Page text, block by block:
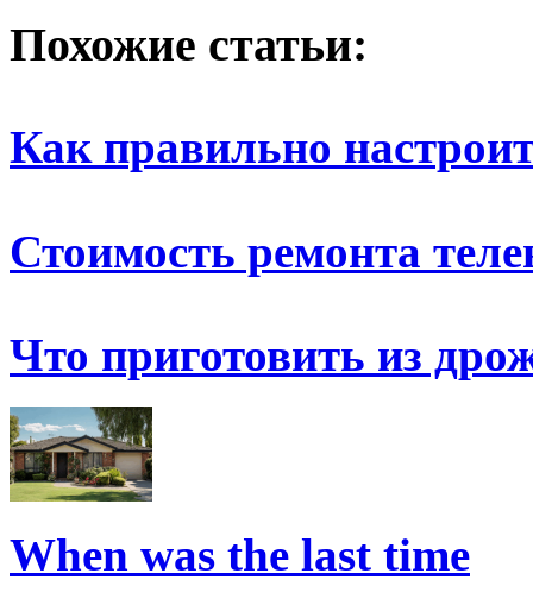
Похожие статьи:
Как правильно
Стоимость ремонта
Что приготовить из
When was the last time